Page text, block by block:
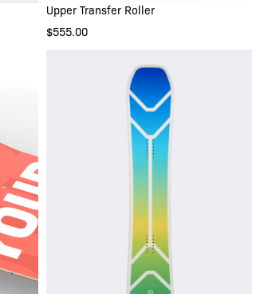
IN DEN WARENKORB
Upper Transfer Roller
$555.00